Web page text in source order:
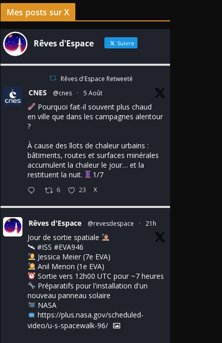
Mes posts sur X
Rêves d'Espace Suivre
Rêves d'Espace Retweeté
CNES @cnes · 5 Août
Pourquoi fait-il souvent plus chaud
en ville que dans les campagnes alentour
?
À cause des îlots de chaleur urbains :
bâtiments, routes et surfaces minérales
accumulent la chaleur le jour… et la
restituent la nuit.
1/7
6 23 X
Rêves d'Espace @revesdespace · 21h
Jour de sortie spatiale
🛰 #ISS #EVA946
Jessica Meier (7e EVA)
Anil Menon (1e EVA)
Sortie vers 12h00 UTC pour ~7 heures
Préparatifs pour l'installation d'un
nouveau panneau solaire
NASA
https://plus.nasa.gov/scheduled-
video/u-s-spacewalk-96/